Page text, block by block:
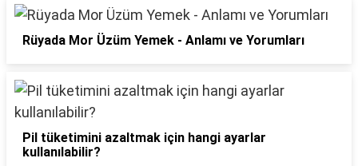
Rüyada Mor Üzüm Yemek - Anlamı ve Yorumları
Pil tüketimini azaltmak için hangi ayarlar
kullanılabilir?